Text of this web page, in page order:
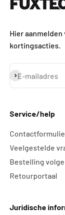
Hier
kortingsacties.
E-mailadres
Abonneren
Service/help
Veelgestelde
Bestelling
Retourportaal
Juridische